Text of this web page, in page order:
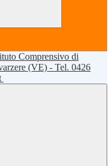
Comprensivo di
(VE) - Tel. 0426